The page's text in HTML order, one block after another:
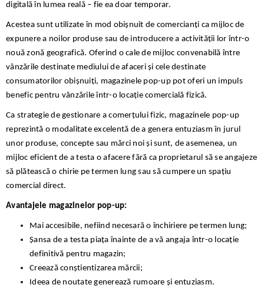
digitală în lumea reală – fie ea doar temporar.
Acestea sunt utilizate în mod obișnuit de comercianți ca mijloc de
expunere a noilor produse sau de introducere a activității lor într-o
nouă zonă geografică. Oferind o cale de mijloc convenabilă între
vânzările destinate mediului de afaceri și cele destinate
consumatorilor obișnuiți, magazinele pop-up pot oferi un impuls
benefic pentru vânzările într-o locație comercială fizică.
Ca strategie de gestionare a comerțului fizic, magazinele pop-up
reprezintă o modalitate excelentă de a genera entuziasm în jurul
unor produse, concepte sau mărci noi și sunt, de asemenea, un
mijloc eficient de a testa o afacere fără ca proprietarul să se angajeze
să plătească o chirie pe termen lung sau să cumpere un spațiu
comercial direct.
Avantajele magazinelor pop-up:
Mai accesibile, nefiind necesară o închiriere pe termen lung;
Șansa de a testa piața înainte de a vă angaja într-o locație
definitivă pentru magazin;
Creează conștientizarea mărcii;
Ideea de noutate generează rumoare și entuziasm.